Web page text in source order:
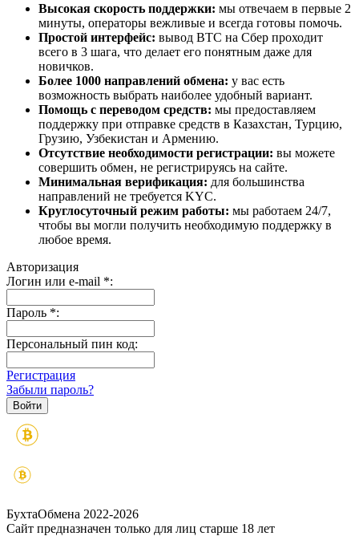
Высокая скорость поддержки: мы отвечаем в первые 2
минуты, операторы вежливые и всегда готовы помочь.
Простой интерфейс: вывод BTC на Сбер проходит
всего в 3 шага, что делает его понятным даже для
новичков.
Более 1000 направлений обмена: у вас есть
возможность выбрать наиболее удобный вариант.
Помощь с переводом средств: мы предоставляем
поддержку при отправке средств в Казахстан, Турцию,
Грузию, Узбекистан и Армению.
Отсутствие необходимости регистрации: вы можете
совершить обмен, не регистрируясь на сайте.
Минимальная верификация: для большинства
направлений не требуется KYC.
Круглосуточный режим работы: мы работаем 24/7,
чтобы вы могли получить необходимую поддержку в
любое время.
Авторизация
Логин или e-mail *:
Пароль *:
Персональный пин код:
Регистрация
Забыли пароль?
БухтаОбмена 2022-2026
Сайт предназначен только для лиц старше 18 лет